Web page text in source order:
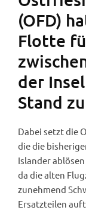
(OFD)
Flotte
der
Stand
Dabei setzt die
die die
Islander
da die alten
zunehmend
Ersatzteilen